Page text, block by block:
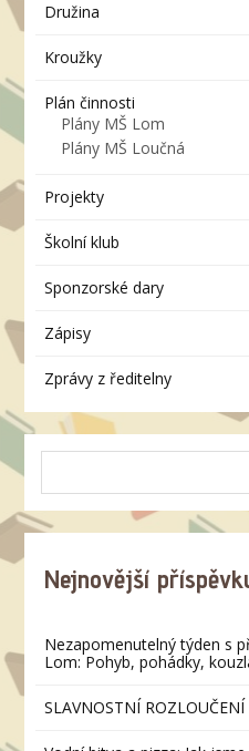
Družina
Kroužky
Plán činnosti
Plány MŠ Lom
Plány MŠ Loučná
Projekty
Školní klub
Sponzorské dary
Zápisy
Zprávy z ředitelny
Nejnovější
Nezapomenutelný týden s
Lom: Pohyb, pohádky,
SLAVNOSTNÍ ROZLOUČENÍ